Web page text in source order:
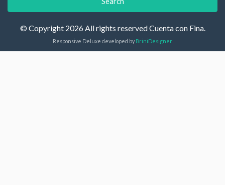
© Copyright 2026 All rights reserved Cuenta con Fina.
Responsive Deluxe developed byBriniDesigner